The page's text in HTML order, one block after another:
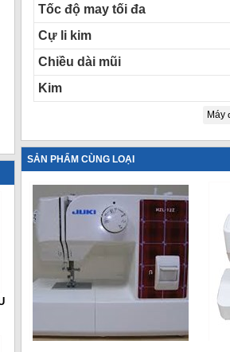
Tốc độ may tối đa
Cự li kim
Chiều dài mũi
Kim
Máy
SẢN PHẨM CÙNG LOẠI